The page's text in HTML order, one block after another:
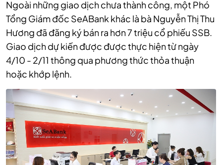
Ngoài những giao dịch chưa thành công, một Phó
Tổng Giám đốc SeABank khác là bà Nguyễn Thị Thu
Hương đã đăng ký bán ra hơn 7 triệu cổ phiếu SSB.
Giao dịch dự kiến được được thực hiện từ ngày
4/10 - 2/11 thông qua phương thức thỏa thuận
hoặc khớp lệnh.